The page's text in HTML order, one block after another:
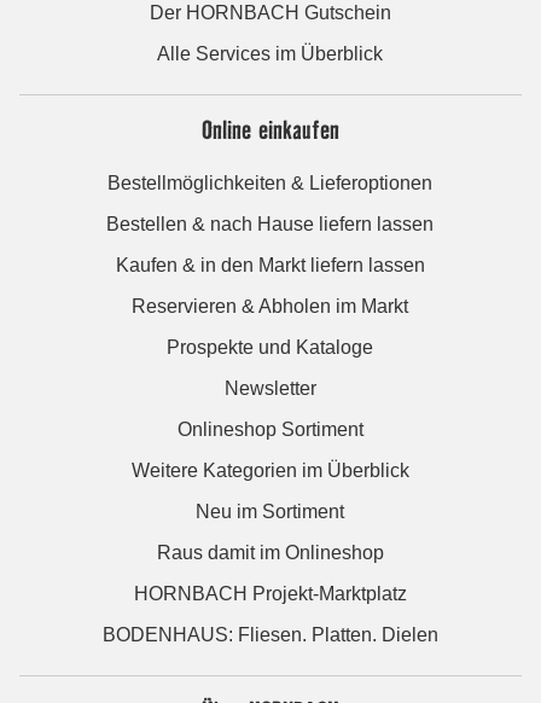
Der HORNBACH Gutschein
Alle Services im Überblick
Online einkaufen
Bestellmöglichkeiten & Lieferoptionen
Bestellen & nach Hause liefern lassen
Kaufen & in den Markt liefern lassen
Reservieren & Abholen im Markt
Prospekte und Kataloge
Newsletter
Onlineshop Sortiment
Weitere Kategorien im Überblick
Neu im Sortiment
Raus damit im Onlineshop
HORNBACH Projekt-Marktplatz
BODENHAUS: Fliesen. Platten. Dielen